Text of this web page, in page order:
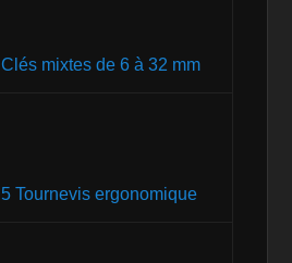
Clés mixtes de 6 à 32 mm
5 Tournevis ergonomique